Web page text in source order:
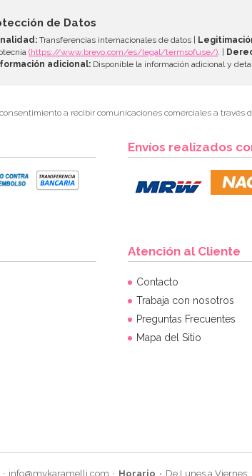
de Datos
Transferencias internacionales de datos |
(https://www.brevo.com/es/legal/termsofuse/) . |
adicional: Disponible la información adicional y
a recibir comunicaciones comerciales a través
Envíos realizados
Atención al Cliente
Contacto
Trabaja con nosotros
Preguntas Frecuentes
Mapa del Sitio
info@mykaramelli.com Horario De Lunes a